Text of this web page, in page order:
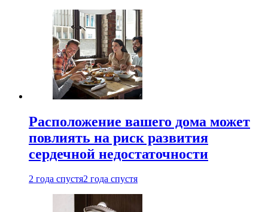
Расположение вашего дома может
повлиять на риск развития
сердечной недостаточности
2 года спустя2 года спустя